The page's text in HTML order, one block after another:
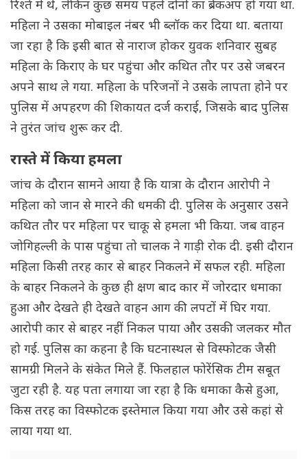
रिश्ते में थे, लेकिन कुछ समय पहले दोनों का ब्रेकअप हो गया था.
महिला ने उसका मोबाइल नंबर भी ब्लॉक कर दिया था. बताया
जा रहा है कि इसी बात से नाराज होकर युवक शनिवार सुबह
महिला के किराए के घर पहुंचा और कथित तौर पर उसे जबरन
अपने साथ ले गया. महिला के परिजनों ने उसके लापता होने पर
पुलिस में अपहरण की शिकायत दर्ज कराई, जिसके बाद पुलिस
ने तुरंत जांच शुरू कर दी.
रास्ते में किया हमला
जांच के दौरान सामने आया है कि यात्रा के दौरान आरोपी ने
महिला को जान से मारने की धमकी दी. पुलिस के अनुसार उसने
कथित तौर पर महिला पर चाकू से हमला भी किया. जब वाहन
जोगिहल्ली के पास पहुंचा तो चालक ने गाड़ी रोक दी. इसी दौरान
महिला किसी तरह कार से बाहर निकलने में सफल रही. महिला
के बाहर निकलने के कुछ ही क्षण बाद कार में जोरदार धमाका
हुआ और देखते ही देखते वाहन आग की लपटों में घिर गया.
आरोपी कार से बाहर नहीं निकल पाया और उसकी जलकर मौत
हो गई. पुलिस का कहना है कि घटनास्थल से विस्फोटक जैसी
सामग्री मिलने के संकेत मिले हैं. फिलहाल फोरेंसिक टीम सबूत
जुटा रही है. यह पता लगाया जा रहा है कि धमाका कैसे हुआ,
किस तरह का विस्फोटक इस्तेमाल किया गया और उसे कहां से
लाया गया था.